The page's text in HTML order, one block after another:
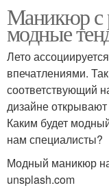
Маникюр с
модные
Лето
впечатлениями.
соответствующий
дизайне
Каким будет
нам специалисты?
Модный маникюр
unsplash.com